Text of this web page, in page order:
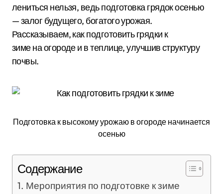
лениться нельзя, ведь подготовка грядок осенью
— залог будущего, богатого урожая.
Рассказываем, как подготовить грядки к
зиме на огороде и в теплице, улучшив структуру
почвы.
Подготовка к высокому урожаю в огороде начинается
осенью
Содержание
Мероприятия по подготовке к зиме